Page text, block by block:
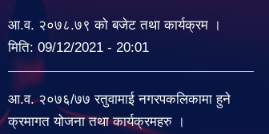
आ.व. २०७८.७९ को बजेट तथा कार्यक्रम ।
मिति: 09/12/2021 - 20:01
आ.व. २०७६/७७ रतुवामाई नगरपकलिकामा हुने
क्रमागत योजना तथा कार्यक्रमहरु ।